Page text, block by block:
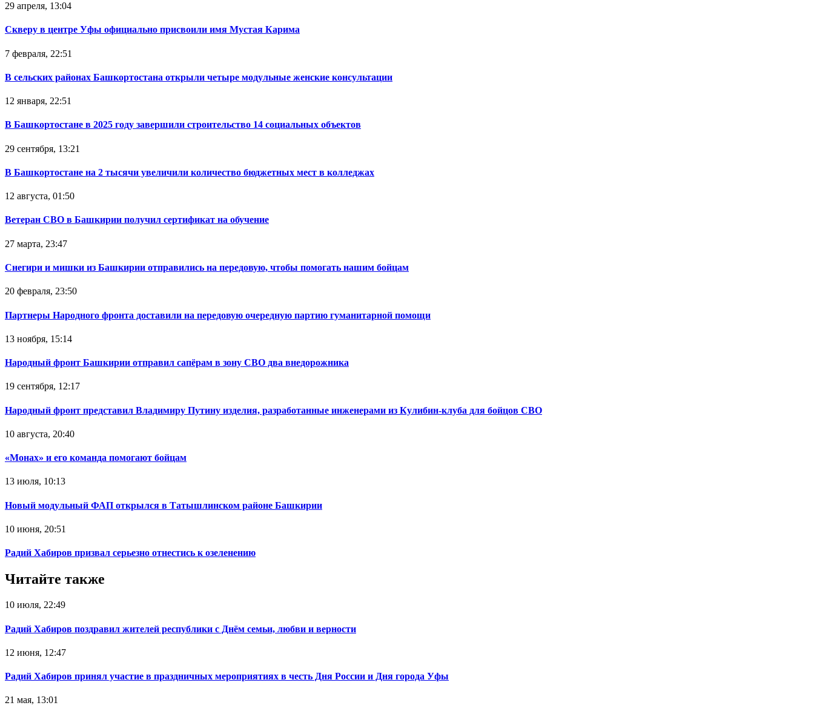
29 апреля, 13:04
Скверу в центре Уфы официально присвоили имя Мустая Карима
7 февраля, 22:51
В сельских районах Башкортостана открыли четыре модульные женские консультации
12 января, 22:51
В Башкортостане в 2025 году завершили строительство 14 социальных объектов
29 сентября, 13:21
В Башкортостане на 2 тысячи увеличили количество бюджетных мест в колледжах
12 августа, 01:50
Ветеран СВО в Башкирии получил сертификат на обучение
27 марта, 23:47
Снегири и мишки из Башкирии отправились на передовую, чтобы помогать нашим бойцам
20 февраля, 23:50
Партнеры Народного фронта доставили на передовую очередную партию гуманитарной помощи
13 ноября, 15:14
Народный фронт Башкирии отправил сапёрам в зону СВО два внедорожника
19 сентября, 12:17
Народный фронт представил Владимиру Путину изделия, разработанные инженерами из Кулибин-клуба для бойцов СВО
10 августа, 20:40
«Монах» и его команда помогают бойцам
13 июля, 10:13
Новый модульный ФАП открылся в Татышлинском районе Башкирии
10 июня, 20:51
Радий Хабиров призвал серьезно отнестись к озеленению
Читайте также
10 июля, 22:49
Радий Хабиров поздравил жителей республики с Днём семьи, любви и верности
12 июня, 12:47
Радий Хабиров принял участие в праздничных мероприятиях в честь Дня России и Дня города Уфы
21 мая, 13:01